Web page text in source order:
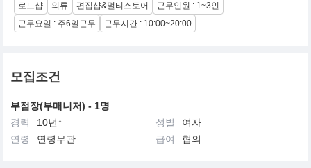
로드샵 의류 편집샵&멀티스토어
근무인원 : 1~3인
근무요일 : 주6일근무
근무시간 : 10:00~20:00
모집조건
부점장(부매니저) - 1명
경력
10년↑ 성별
여자
연령
연령무관 급여 협의